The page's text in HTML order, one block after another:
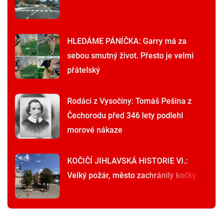
HLEDÁME PÁNÍČKA: Garry má za
sebou smutný život. Přesto je velmi
přátelský
Rodáci z Vysočiny: Tomáš Pešina z
Čechorodu před 346 lety podlehl
morové nákaze
KOČIČÍ JIHLAVSKÁ HISTORIE VI.:
Velký požár, město zachránily kočky